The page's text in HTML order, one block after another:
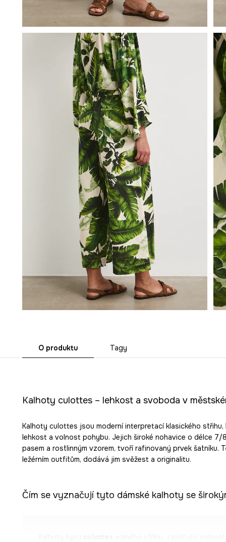
O produktu Tagy
Kalhoty culottes – lehkost a svoboda v
Kalhoty culottes jsou moderní interpretací klasického střihu,
lehkost a volnost pohybu. Jejich široké nohavice o délce 7/
pasem a rostlinným vzorem, tvoří rafinovaný prvek šatníku.
ležérním outfitům, dodává jim svěžest a originalitu.
Čím se vyznačují tyto dámské kalhoty se